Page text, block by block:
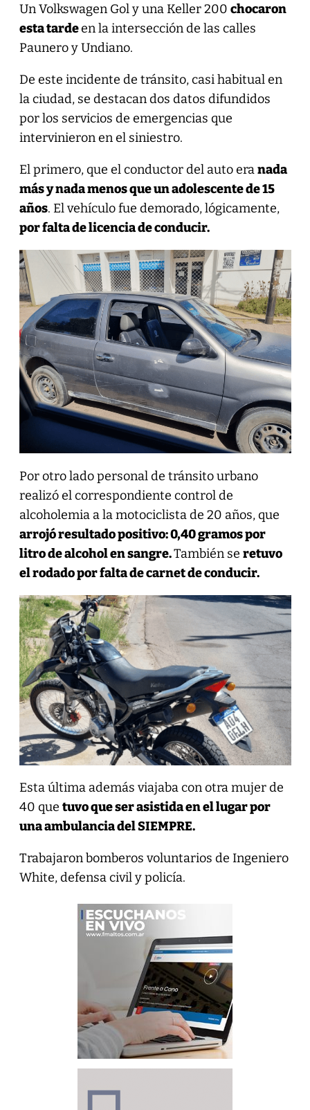
Un Volkswagen Gol y una Keller 200 chocaron
esta tardeen la intersección de las calles
Paunero y Undiano.
De este incidente de tránsito, casi habitual en
la ciudad, se destacan dos datos difundidos
por los servicios de emergencias que
intervinieron en el siniestro.
El primero, que el conductor del auto eranada
más y nada menos que un adolescente de 15
años. El vehículo fue demorado, lógicamente,
por falta de licencia de conducir.
Por otro lado personal de tránsito urbano
realizó el correspondiente control de
alcoholemia a la motociclista de 20 años, que
arrojó resultado positivo: 0,40 gramos por
litro de alcohol en sangre.También se retuvo
el rodado por falta de carnet de conducir.
Esta última además viajaba con otra mujer de
40 que tuvo que ser asistida en el lugar por
una ambulancia del SIEMPRE.
Trabajaron bomberos voluntarios de Ingeniero
White, defensa civil y policía.